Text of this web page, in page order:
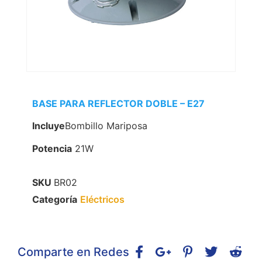
BASE PARA REFLECTOR DOBLE – E27
IncluyeBombillo Mariposa
Potencia 21W
SKU BR02
Categoría Eléctricos
Comparte en Redes